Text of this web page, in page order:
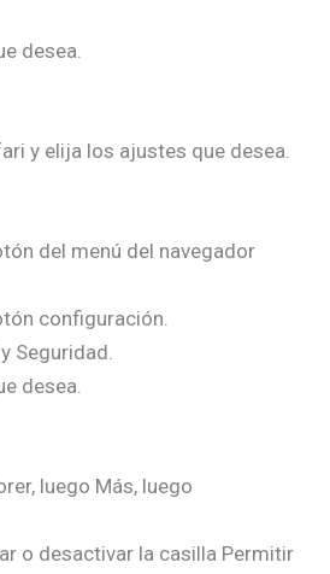
desea.
y elija los ajustes que desea.
del menú del navegador
configuración.
Seguridad.
desea.
luego Más, luego
o desactivar la casilla Permitir